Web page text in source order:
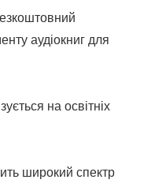
аудіокниг для
на освітніх
широкий спектр